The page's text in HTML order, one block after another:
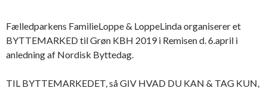
Fælledparkens FamilieLoppe & LoppeLinda organiserer et
BYTTEMARKED til Grøn KBH 2019 i Remisen d. 6.april i
anledning af Nordisk Byttedag.
TIL BYTTEMARKEDET, så GIV HVAD DU KAN & TAG KUN,